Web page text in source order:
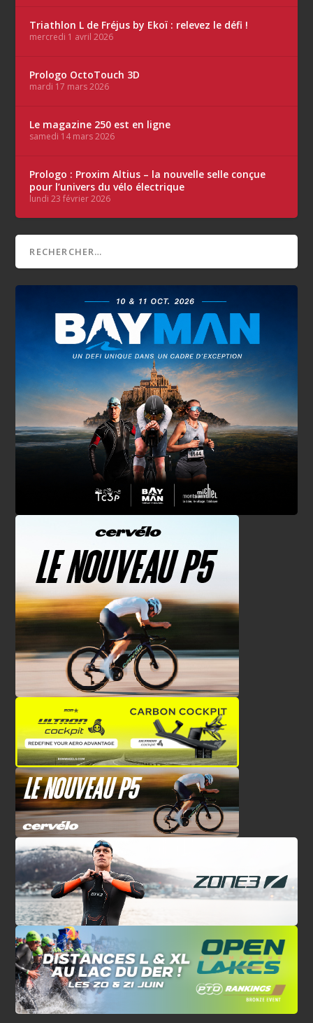
Triathlon L de Fréjus by Ekoï : relevez le défi !
mercredi 1 avril 2026
Prologo OctoTouch 3D
mardi 17 mars 2026
Le magazine 250 est en ligne
samedi 14 mars 2026
Prologo : Proxim Altius – la nouvelle selle conçue
pour l’univers du vélo électrique
lundi 23 février 2026